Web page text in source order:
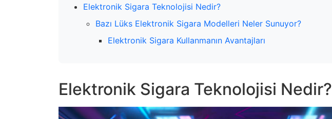
Elektronik Sigara Teknolojisi Nedir?
Bazı Lüks Elektronik Sigara Modelleri Neler Sunuyor?
Elektronik Sigara Kullanmanın Avantajları
Elektronik Sigara Teknolojisi Nedir?